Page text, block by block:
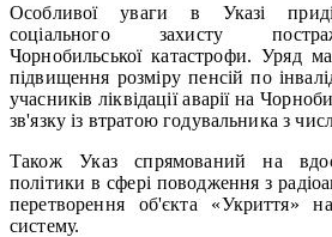
Особливої уваги в Указі
соціального захисту
Чорнобильської катастрофи. Уряд
підвищення розміру пенсій по
учасників ліквідації аварії на
зв'язку із втратою годувальника з
Також Указ спрямований на
політики в сфері поводження з
перетворення об'єкта «Укриття»
систему.